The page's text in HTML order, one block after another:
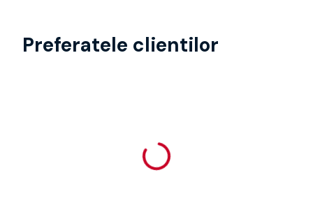
Preferatele clientilor